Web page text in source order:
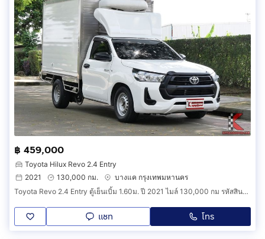
฿ 459,000
Toyota Hilux Revo 2.4 Entry
2021
130,000 กม.
บางแค กรุงเทพมหานคร
Toyota Revo 2.4 Entry ตู้เย็นเบิ้ม 1.60ม. ปี 2021 ไมล์ 130,000 กม รหัสสินค้า B0DF
แชท โทร